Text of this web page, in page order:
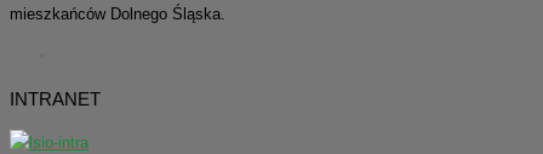
mieszkańców Dolnego Śląska.
INTRANET